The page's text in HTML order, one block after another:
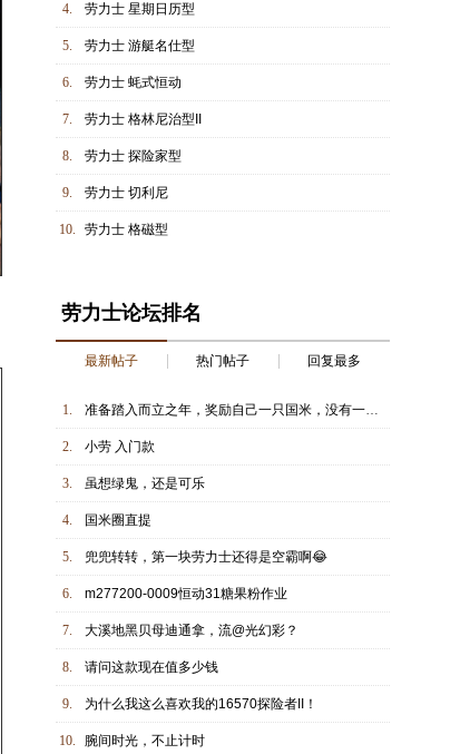
4. 劳力士 星期日历型
5. 劳力士 游艇名仕型
6. 劳力士 蚝式恒动
7. 劳力士 格林尼治型II
8. 劳力士 探险家型
9. 劳力士 切利尼
10. 劳力士 格磁型
劳力士论坛排名
最新帖子 热门帖子 回复最多
1. 准备踏入而立之年，奖励自己一只国米，没有一劳永逸只有多劳多得
2. 小劳 入门款
3. 虽想绿鬼，还是可乐
4. 国米圈直提
5. 兜兜转转，第一块劳力士还得是空霸啊😂
6. m277200-0009恒动31糖果粉作业
7. 大溪地黑贝母迪通拿，流@光幻彩？
8. 请问这款现在值多少钱
9. 为什么我这么喜欢我的16570探险者II！
10. 腕间时光，不止计时